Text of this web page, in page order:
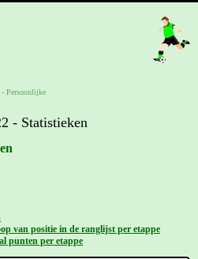
- Persoonlijke
- Statistieken
van positie in de ranglijst per etappe
punten per etappe